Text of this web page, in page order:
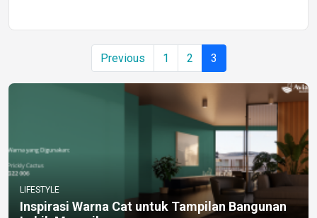
Previous 1 2 3
LIFESTYLE
Inspirasi Warna Cat untuk Tampilan Bangunan